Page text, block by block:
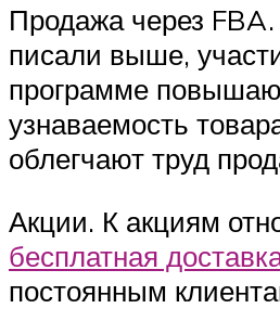
Продажа через
писали выше,
программе
узнаваемость
облегчают труд
Акции. К акциям
бесплатная
постоянным